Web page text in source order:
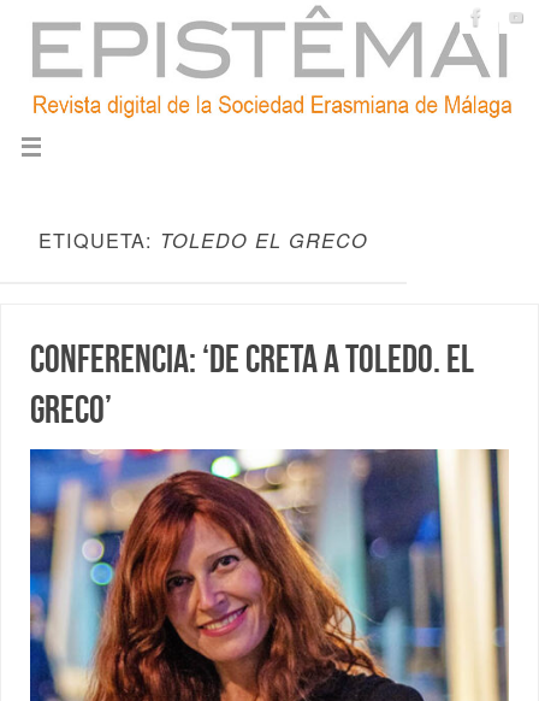
ETIQUETA: TOLEDO EL GRECO
Conferencia: ‘De Creta a Toledo. El
Greco’